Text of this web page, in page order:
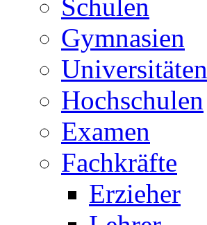
Schulen
Gymnasien
Universitäten
Hochschulen
Examen
Fachkräfte
Erzieher